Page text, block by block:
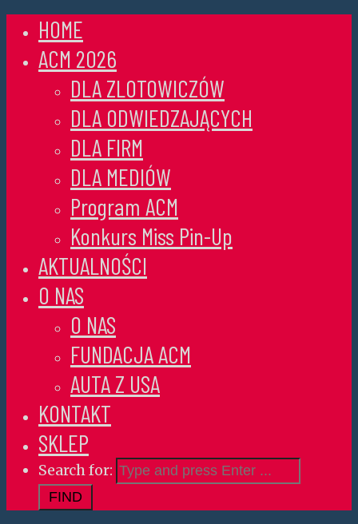
HOME
ACM 2026
DLA ZLOTOWICZÓW
DLA ODWIEDZAJĄCYCH
DLA FIRM
DLA MEDIÓW
Program ACM
Konkurs Miss Pin-Up
AKTUALNOŚCI
O NAS
O NAS
FUNDACJA ACM
AUTA Z USA
KONTAKT
SKLEP
Search for: